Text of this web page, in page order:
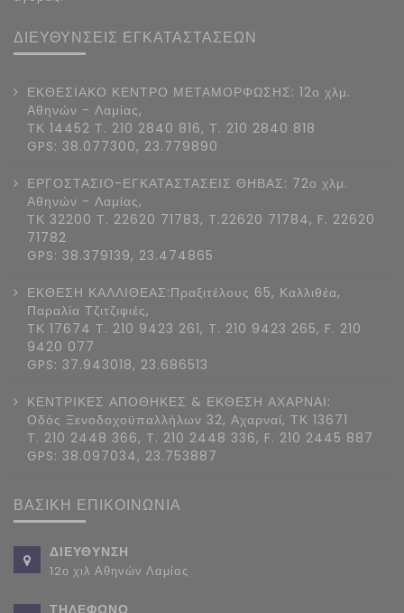
ΔΙΕΥΘΥΝΣΕΙΣ ΕΓΚΑΤΑΣΤΑΣΕΩΝ
ΕΚΘΕΣΙΑΚΟ ΚΕΝΤΡΟ ΜΕΤΑΜΟΡΦΩΣΗΣ: 12ο χλμ.
Αθηνών - Λαμίας,
ΤΚ 14452 Τ. 210 2840 816, Τ. 210 2840 818
GPS: 38.077300, 23.779890
ΕΡΓΟΣΤΑΣΙΟ-ΕΓΚΑΤΑΣΤΑΣΕΙΣ ΘΗΒΑΣ: 72ο χλμ.
Αθηνών - Λαμίας,
ΤΚ 32200 Τ. 22620 71783, T.22620 71784, F. 22620
71782
GPS: 38.379139, 23.474865
ΕΚΘΕΣΗ ΚΑΛΛΙΘΕΑΣ:Πραξιτέλους 65, Καλλιθέα,
Παραλία Τζιτζιφιές,
ΤΚ 17674 Τ. 210 9423 261, T. 210 9423 265, F. 210
9420 077
GPS: 37.943018, 23.686513
ΚΕΝΤΡΙΚΕΣ ΑΠΟΘΗΚΕΣ & ΕΚΘΕΣΗ ΑΧΑΡΝΑΙ:
Οδός Ξενοδοχοϋπαλλήλων 32, Αχαρναί, ΤΚ 13671
Τ. 210 2448 366, T. 210 2448 336, F. 210 2445 887
GPS: 38.097034, 23.753887
ΒΑΣΙΚΗ ΕΠΙΚΟΙΝΩΝΙΑ
ΔΙΕΥΘΥΝΣΗ
12ο χιλ Αθηνών Λαμίας
ΤΗΛΕΦΩΝΟ